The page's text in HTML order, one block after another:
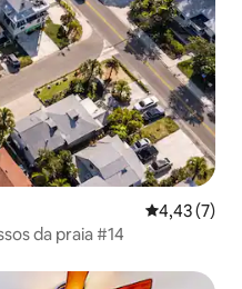
4,43 de
4,43 (7)
da praia #14